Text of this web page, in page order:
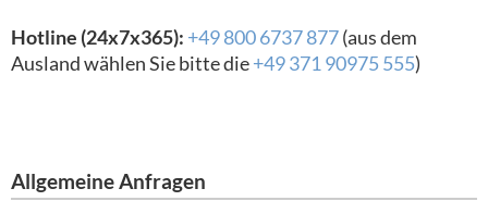
Hotline (24x7x365): +49 800 6737 877(aus dem
Ausland wählen Sie bitte die+49 371 90975 555)
Allgemeine Anfragen